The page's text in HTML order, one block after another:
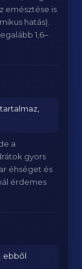
emésztése is
hatás).
1,6–
tartalmaz,
a
gyors
éhséget és
érdemes
ebből